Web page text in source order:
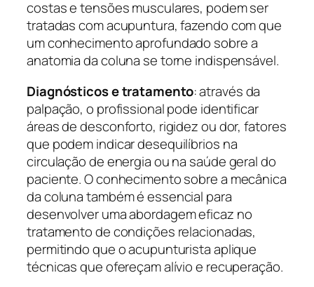
costas e tensões musculares, podem ser
tratadas com acupuntura, fazendo com que
um conhecimento aprofundado sobre a
anatomia da coluna se torne indispensável.
Diagnósticos e tratamento: através da
palpação, o profissional pode identificar
áreas de desconforto, rigidez ou dor, fatores
que podem indicar desequilíbrios na
circulação de energia ou na saúde geral do
paciente. O conhecimento sobre a mecânica
da coluna também é essencial para
desenvolver uma abordagem eficaz no
tratamento de condições relacionadas,
permitindo que o acupunturista aplique
técnicas que ofereçam alívio e recuperação.